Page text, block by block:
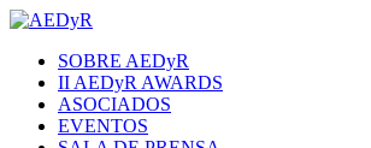
SOBRE AEDyR
II AEDyR AWARDS
ASOCIADOS
EVENTOS